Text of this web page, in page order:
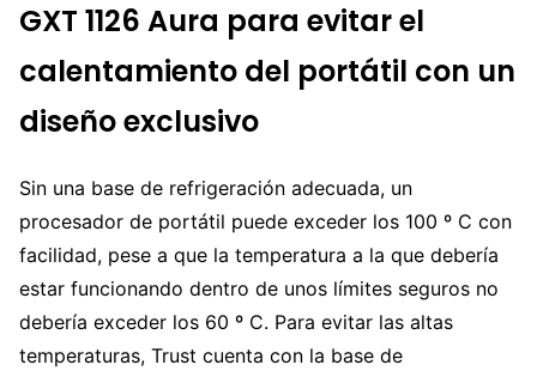
GXT 1126 Aura para evitar el
calentamiento del portátil con un
diseño exclusivo
Sin una base de refrigeración adecuada, un
procesador de portátil puede exceder los 100 º C con
facilidad, pese a que la temperatura a la que debería
estar funcionando dentro de unos límites seguros no
debería exceder los 60 º C. Para evitar las altas
temperaturas, Trust cuenta con la base de